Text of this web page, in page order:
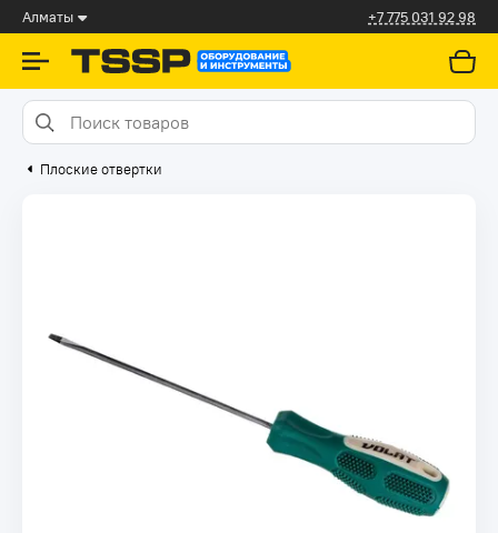
Алматы +7 775 031 92 98
Плоские отвертки